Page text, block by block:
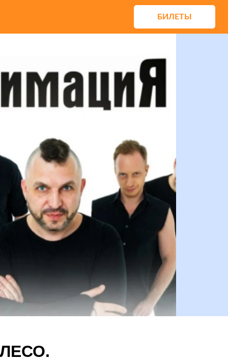
БИЛЕТЫ